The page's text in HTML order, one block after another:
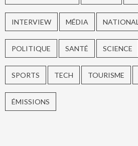
INTERVIEW MÉDIA NATIONAL
POLITIQUE SANTÉ SCIENCE
SPORTS TECH TOURISME
ÉMISSIONS